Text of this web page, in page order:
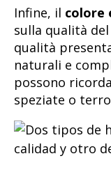
Infine, il colore
sulla qualità
qualità
naturali e
possono
speziate o